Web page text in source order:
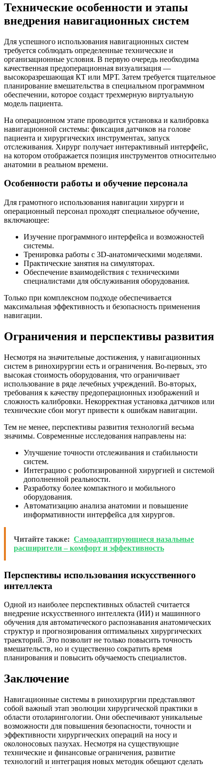
Технические особенности и этапы
внедрения навигационных систем
Для успешного использования навигационных систем
требуется соблюдать определенные технические и
организационные условия. В первую очередь необходима
качественная предоперационная визуализация —
высокоразрешающая КТ или МРТ. Затем требуется тщательное
планирование вмешательства в специальном программном
обеспечении, которое создаст трехмерную виртуальную
модель пациента.
На операционном этапе проводится установка и калибровка
навигационной системы: фиксация датчиков на голове
пациента и хирургических инструментах, запуск
отслеживания. Хирург получает интерактивный интерфейс,
на котором отображается позиция инструментов относительно
анатомии в реальном времени.
Особенности работы и обучение персонала
Для грамотного использования навигации хирурги и
операционный персонал проходят специальное обучение,
включающее:
Изучение программного интерфейса и возможностей
системы.
Тренировка работы с 3D-анатомическими моделями.
Практические занятия на симуляторах.
Обеспечение взаимодействия с техническими
специалистами для обслуживания оборудования.
Только при комплексном подходе обеспечивается
максимальная эффективность и безопасность применения
навигации.
Ограничения и перспективы развития
Несмотря на значительные достижения, у навигационных
систем в ринохирургии есть и ограничения. Во-первых, это
высокая стоимость оборудования, что ограничивает
использование в ряде лечебных учреждений. Во-вторых,
требования к качеству предоперационных изображений и
сложность калибровки. Некорректная установка датчиков или
технические сбои могут привести к ошибкам навигации.
Тем не менее, перспективы развития технологий весьма
значимы. Современные исследования направлены на:
Улучшение точности отслеживания и стабильности
систем.
Интеграцию с роботизированной хирургией и системой
дополненной реальности.
Разработку более компактного и мобильного
оборудования.
Автоматизацию анализа анатомии и повышение
информативности интерфейса для хирургов.
Читайте также: Самоадаптирующиеся назальные
расширители – комфорт и эффективность
Перспективы использования искусственного
интеллекта
Одной из наиболее перспективных областей считается
внедрение искусственного интеллекта (ИИ) и машинного
обучения для автоматического распознавания анатомических
структур и прогнозирования оптимальных хирургических
траекторий. Это позволит не только повысить точность
вмешательств, но и существенно сократить время
планирования и повысить обучаемость специалистов.
Заключение
Навигационные системы в ринохирургии представляют
собой важный этап эволюции хирургической практики в
области отоларингологии. Они обеспечивают уникальные
возможности для повышения безопасности, точности и
эффективности хирургических операций на носу и
околоносовых пазухах. Несмотря на существующие
технические и финансовые ограничения, развитие
технологий и интеграция новых методик обещают сделать